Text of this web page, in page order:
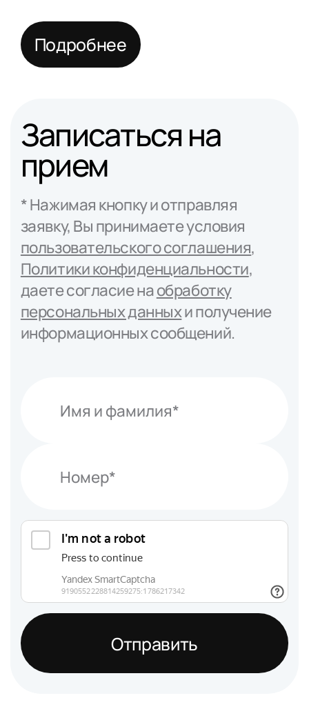
прекрасных деток
благодаря чудо-врачу. Не
устану говорить и
Подробнее
Записаться на
прием
* Нажимая кнопку и отправляя
заявку, Вы принимаете условия
пользовательского соглашения,
Политики конфиденциальности,
даете согласие наобработку
персональных данныхи получение
информационных сообщений.
Отправить